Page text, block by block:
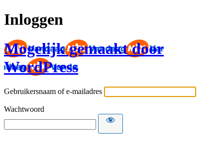
Inloggen
Mogelijk gemaakt door
WordPress
Gebruikersnaam of e-mailadres
Wachtwoord